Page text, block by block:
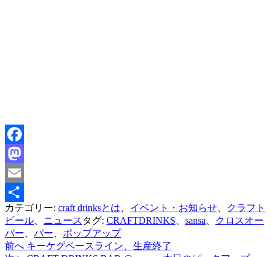
Facebook
Mastodon
Email
共
有
カテゴリー: craft drinksとは イベント・お知らせ
クラフト
ビール
ニュース タグ: CRAFTDRINKS sansa
クロスオー
バー
バー ポップアップ
投
前へ キーケグベースライン、生産終了